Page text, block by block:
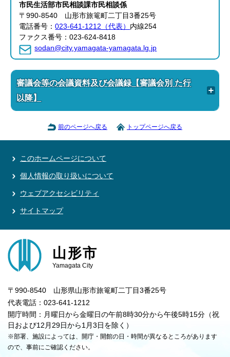
市民生活部市民相談課市民相談係
〒990-8540 山形市旅篭町二丁目3番25号
電話番号：023-641-1212（代表） 内線254
ファクス番号：023-624-8418
sodan@city.yamagata-yamagata.lg.jp
審議会等の会議資料及び会議録【審議会別 た行
以降】
前のページへ戻る トップページへ戻る
このホームページについて
個人情報の取り扱いについて
ウェブアクセシビリティ
サイトマップ
山形市
Yamagata City
〒990-8540 山形県山形市旅篭町二丁目3番25号
代表電話：023-641-1212
開庁時間：月曜日から金曜日の午前8時30分から午後5時15分（祝
日および12月29日から1月3日を除く）
※部署、施設によっては、開庁・開館の日・時間が異なるところがあります
ので、事前にご確認ください。